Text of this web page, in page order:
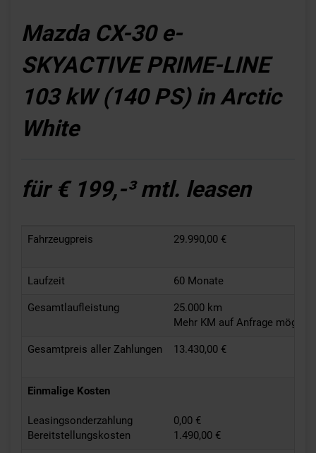
Mazda CX-30 e-
SKYACTIVE PRIME-LINE
103 kW (140 PS) in Arctic
White
für € 199,-³ mtl. leasen
Fahrzeugpreis 29.990,00 €
Laufzeit 60 Monate
Gesamtlaufleistung
25.000 km
Mehr KM auf Anfrage möglich!
Gesamtpreis aller Zahlungen 13.430,00 €
Einmalige Kosten
Leasingsonderzahlung
Bereitstellungskosten
0,00 €
1.490,00 €